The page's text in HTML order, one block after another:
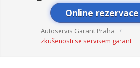
Online rezervace
Autoservis Garant Praha
/
zkušenosti se servisem garant